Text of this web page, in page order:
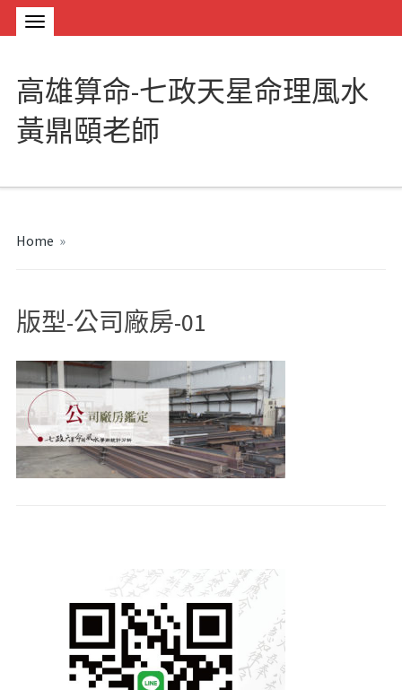
高雄算命-七政天星命理風水
黃鼎頤老師
Home »
版型-公司廠房-01